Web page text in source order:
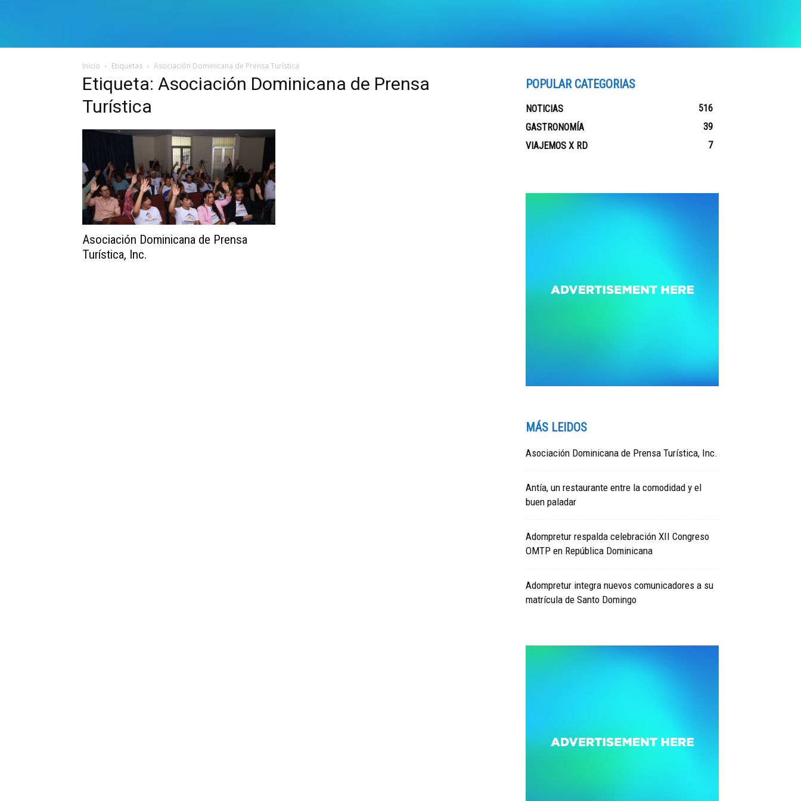
Inicio Etiquetas Asociación Dominicana de Prensa Turística
Etiqueta: Asociación Dominicana de Prensa
Turística
Asociación Dominicana de Prensa
Turística, Inc.
POPULAR CATEGORIAS
NOTICIAS
516
GASTRONOMÍA
39
VIAJEMOS X RD
7
MÁS LEIDOS
Asociación Dominicana de Prensa Turística, Inc.
Antía, un restaurante entre la comodidad y el
buen paladar
Adompretur respalda celebración XII Congreso
OMTP en República Dominicana
Adompretur integra nuevos comunicadores a su
matrícula de Santo Domingo